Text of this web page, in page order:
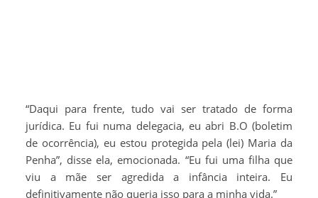
“Daqui para frente, tudo vai ser tratado de forma
jurídica. Eu fui numa delegacia, eu abri B.O (boletim
de ocorrência), eu estou protegida pela (lei) Maria da
Penha”, disse ela, emocionada. “Eu fui uma filha que
viu a mãe ser agredida a infância inteira. Eu
definitivamente não queria isso para a minha vida.”